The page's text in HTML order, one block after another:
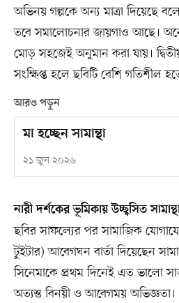
অভিনয় গল্পকে অন্য মাত্রা দিয়েছে
তবে সমালোচনার জায়গাও আছে।
মোড় সহজেই অনুমান করা যায়।
সংক্ষিপ্ত হলে ছবিটি বেশি গতিশীল
আরও পড়ুন
মা হচ্ছেন সামান্থা
২১ জুন ২০২৬
নারী দর্শকের ভূমিকায় উচ্ছ্বসিত
ছবির সাফল্যের পর সামাজিক
টুইটার) আবেগঘন বার্তা দিয়েছেন
সিনেমাকে প্রথম দিনেই এত ভালো
অত্যন্ত বিনয়ী ও আবেগময় অভিজ্ঞতা।